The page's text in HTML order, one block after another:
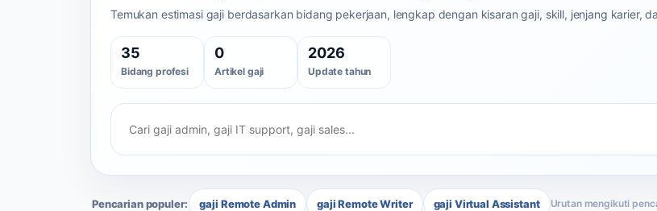
Temukan estimasi gaji berdasarkan bidang pekerjaan, lengkap dengan kisaran gaji, skill, jenjang karier,
35
Bidang profesi
0
Artikel gaji
2026
Update tahun
Pencarian populer: gaji Remote Admin gaji Remote Writer gaji Virtual Assistant